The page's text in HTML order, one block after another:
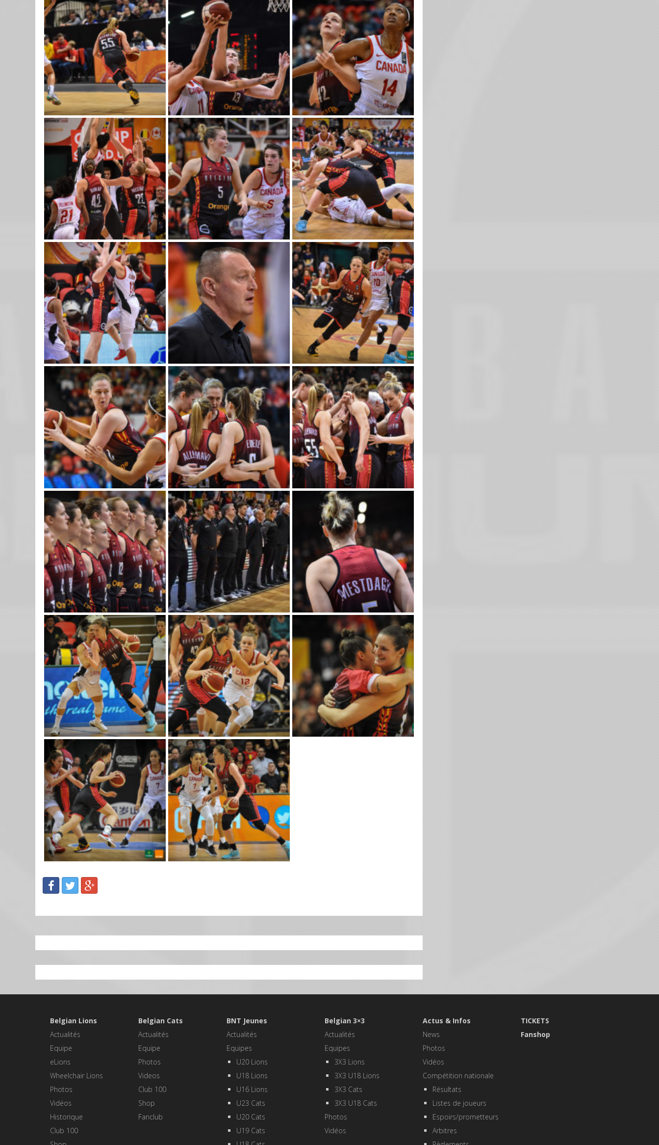
Belgian Lions
Actualités
Equipe
eLions
Wheelchair Lions
Photos
Vidéos
Historique
Club 100
Belgian Cats
Actualités
Equipe
Photos
Videos
Club 100
Shop
Fanclub
BNT Jeunes
Actualités
Equipes
U20 Lions
U18 Lions
U16 Lions
U23 Cats
U20 Cats
U19 Cats
Belgian 3×3
Actualités
Equipes
3X3 Lions
3X3 U18 Lions
3X3 Cats
3X3 U18 Cats
Photos
Vidéos
Actus & Infos
News
Photos
Vidéos
Compétition nationale
Résultats
Listes de joueurs
Espoirs/prometteurs
Arbitres
TICKETS
Fanshop